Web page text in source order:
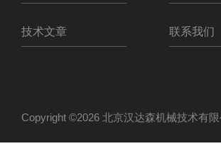
技术文章 联系我们
Copyright ©2026 北京汉达森机械技术有